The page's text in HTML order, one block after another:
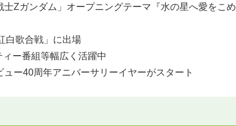
Zガンダム」オープニングテーマ『水の星へ愛をこめ
白歌合戦」に出場
ー番組等幅広く活躍中
ー40周年アニバーサリーイヤーがスタート